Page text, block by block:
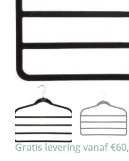
Gratis levering vanaf